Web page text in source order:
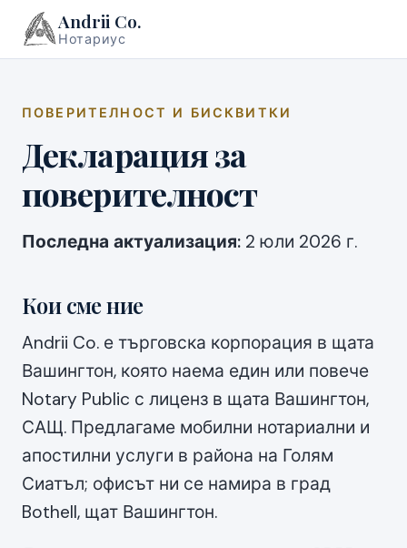
Andrii Co.
Нотариус
ПОВЕРИТЕЛНОСТ И БИСКВИТКИ
Декларация за
поверителност
Последна актуализация: 2 юли 2026 г.
Кои сме ние
Andrii Co. е търговска корпорация в щата
Вашингтон, която наема един или повече
Notary Public с лиценз в щата Вашингтон,
САЩ. Предлагаме мобилни нотариални и
апостилни услуги в района на Голям
Сиатъл; офисът ни се намира в град
Bothell, щат Вашингтон.